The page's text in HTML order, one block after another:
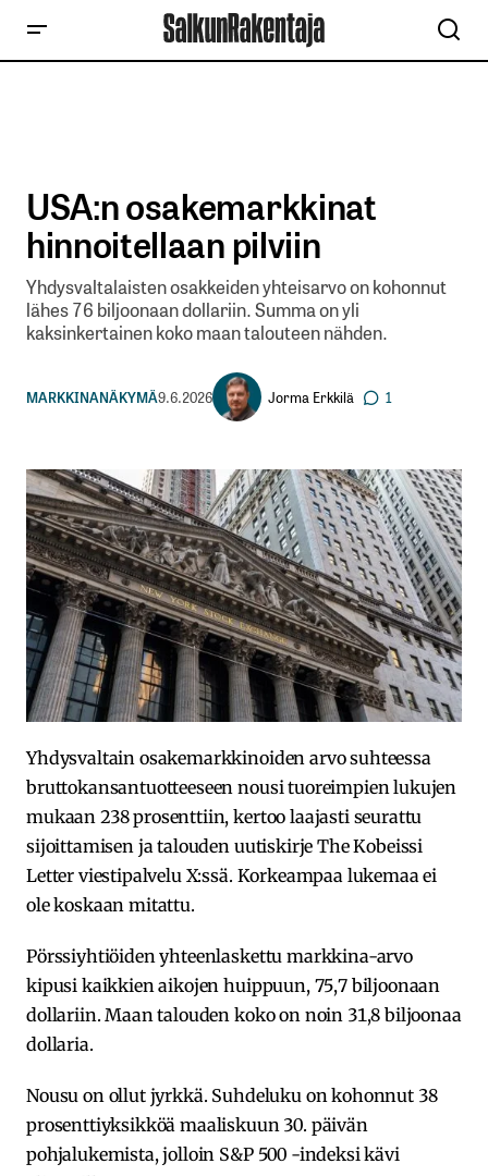
USA:n osakemarkkinat
hinnoitellaan pilviin
Yhdysvaltalaisten osakkeiden yhteisarvo on kohonnut
lähes 76 biljoonaan dollariin. Summa on yli
kaksinkertainen koko maan talouteen nähden.
MARKKINANÄKYMÄ9.6.2026 Jorma Erkkilä 1
Yhdysvaltain osakemarkkinoiden arvo suhteessa
bruttokansantuotteeseen nousi tuoreimpien lukujen
mukaan 238 prosenttiin, kertoo laajasti seurattu
sijoittamisen ja talouden uutiskirje The Kobeissi
Letter viestipalvelu X:ssä. Korkeampaa lukemaa ei
ole koskaan mitattu.
Pörssiyhtiöiden yhteenlaskettu markkina-arvo
kipusi kaikkien aikojen huippuun, 75,7 biljoonaan
dollariin. Maan talouden koko on noin 31,8 biljoonaa
dollaria.
Nousu on ollut jyrkkä. Suhdeluku on kohonnut 38
prosenttiyksikköä maaliskuun 30. päivän
pohjalukemista, jolloin S&P 500 -indeksi kävi